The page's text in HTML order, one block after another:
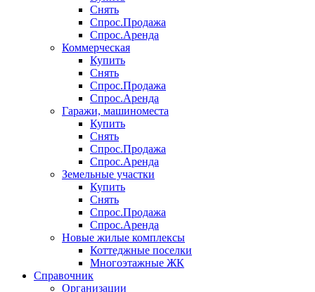
Снять
Спрос.Продажа
Спрос.Аренда
Коммерческая
Купить
Снять
Спрос.Продажа
Спрос.Аренда
Гаражи, машиноместа
Купить
Снять
Спрос.Продажа
Спрос.Аренда
Земельные участки
Купить
Снять
Спрос.Продажа
Спрос.Аренда
Новые жилые комплексы
Коттеджные поселки
Многоэтажные ЖК
Справочник
Организации